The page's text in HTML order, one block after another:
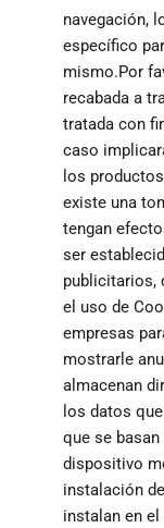
navegación,
específico
mismo.Por
recabada a
tratada con
caso
los
existe una
tengan
ser
publicitarios,
el uso de
empresas
mostrarle
almacenan
los datos
que se
dispositivo
instalación
instalan en